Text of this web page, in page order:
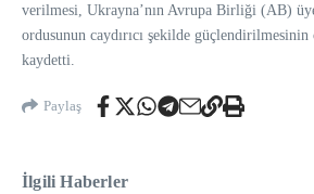
verilmesi, Ukrayna’nın Avrupa Birliği (AB)
ordusunun caydırıcı şekilde
kaydetti.
Paylaş
İlgili Haberler